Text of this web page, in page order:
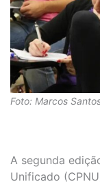
Foto: Marcos
A segunda
Unificado